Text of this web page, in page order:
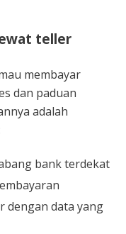
teller
membayar
dan paduan
adalah
bank terdekat
dengan data yang